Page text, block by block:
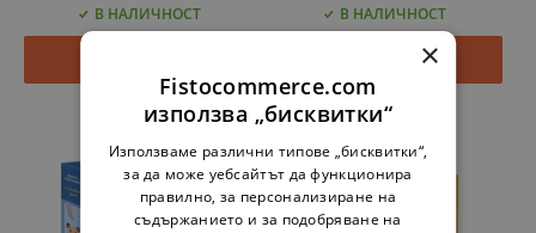
В НАЛИЧНОСТ В НАЛИЧНОСТ
Добави
×
Fistocommerce.com
използва „бисквитки“
Използваме различни типове „бисквитки“,
за да може уебсайтът да функционира
правилно, за персонализиране на
съдържанието и за подобряване на